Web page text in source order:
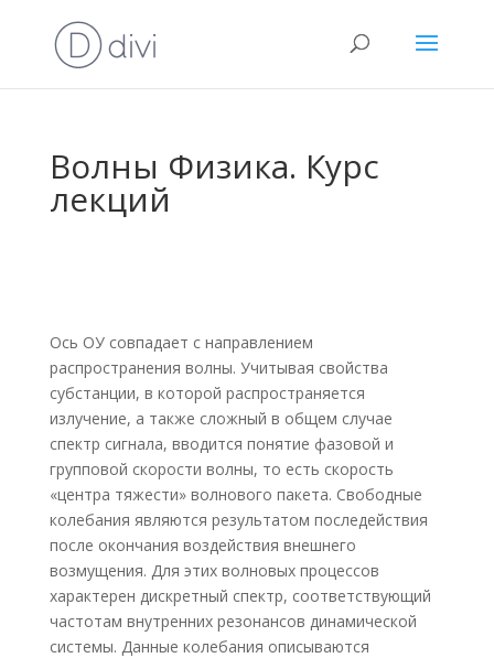
Волны Физика. Курс
лекций
Ось ОУ совпадает с направлением
распространения волны. Учитывая свойства
субстанции, в которой распространяется
излучение, а также сложный в общем случае
спектр сигнала, вводится понятие фазовой и
групповой скорости волны, то есть скорость
«центра тяжести» волнового пакета. Свободные
колебания являются результатом последействия
после окончания воздействия внешнего
возмущения. Для этих волновых процессов
характерен дискретный спектр, соответствующий
частотам внутренних резонансов динамической
системы. Данные колебания описываются